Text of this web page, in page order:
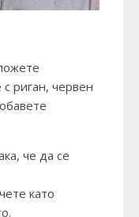
риган, червен
че да се
като